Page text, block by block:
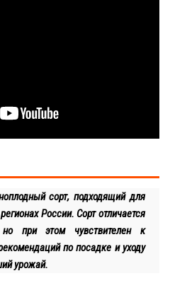
сорт, подходящий для
России. Сорт отличается
но при этом чувствителен к
по посадке и уходу
урожай.